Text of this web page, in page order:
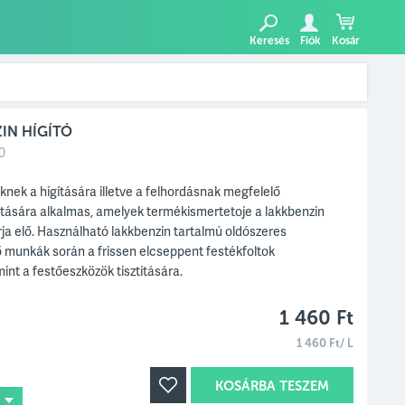
Keresés Fiók Kosár
HÍGÍTÓ
a hígítására illetve a felhordásnak megfelelő
alkalmas, amelyek termékismertetoje a lakkbenzin
elő. Használható lakkbenzin tartalmú oldószeres
során a frissen elcseppent festékfoltok
a festőeszközök tisztítására.
1 460 Ft
1 460 Ft/ L
KOSÁRBA TESZEM